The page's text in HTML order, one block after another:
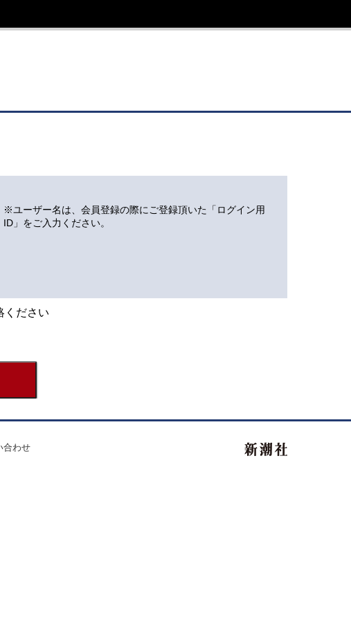
※ユーザー名は、会員登録の際にご登録頂いた「ログイン用
ID」をご入力ください。
ください
合わせ